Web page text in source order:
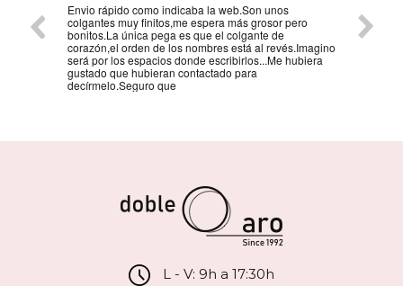
Envio rápido como indicaba la web.Son unos
colgantes muy finitos,me espera más grosor pero
bonitos.La única pega es que el colgante de
corazón,el orden de los nombres está al revés.Imagino
será por los espacios donde escribirlos...Me hubiera
gustado que hubieran contactado para
decírmelo.Seguro que
la
L - V: 9h a 17:30h